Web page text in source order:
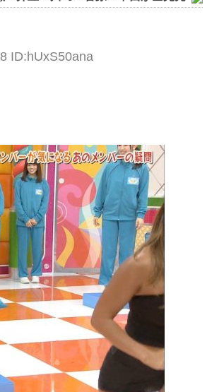
レしてる
だよな？
ID:hUxS50ana